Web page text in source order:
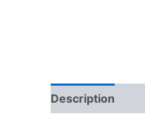
Description